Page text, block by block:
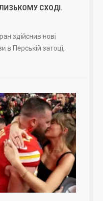
СХОДІ.
здійснив нові
в Перській затоці,